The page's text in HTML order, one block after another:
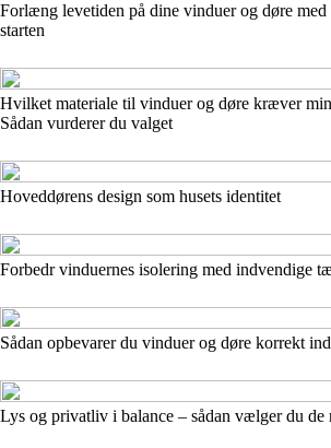
Forlæng levetiden på dine vinduer og døre
starten
Hvilket materiale til vinduer og døre kræver
Sådan vurderer du valget
Hoveddørens design som husets identitet
Forbedr vinduernes isolering med indvendige
Sådan opbevarer du vinduer og døre korrekt
Lys og privatliv i balance – sådan vælger du